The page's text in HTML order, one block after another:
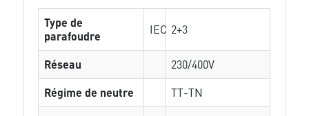
Type de
parafoudre
IEC 2+3
Réseau
230/400V
Régime de neutre
TT-TN